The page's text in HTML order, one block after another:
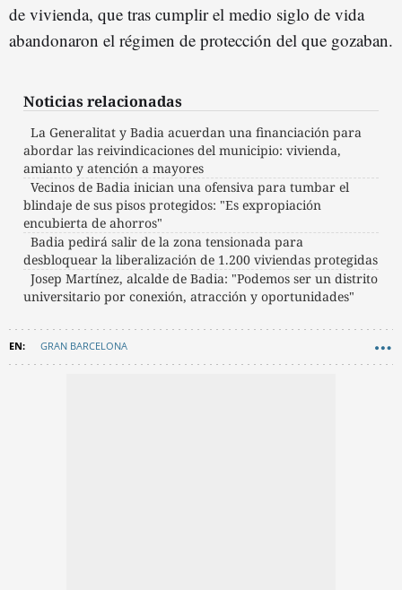
de vivienda, que tras cumplir el medio siglo de vida
abandonaron el régimen de protección del que gozaban.
Noticias relacionadas
La Generalitat y Badia acuerdan una financiación para
abordar las reivindicaciones del municipio: vivienda,
amianto y atención a mayores
Vecinos de Badia inician una ofensiva para tumbar el
blindaje de sus pisos protegidos: "Es expropiación
encubierta de ahorros"
Badia pedirá salir de la zona tensionada para
desbloquear la liberalización de 1.200 viviendas protegidas
Josep Martínez, alcalde de Badia: "Podemos ser un distrito
universitario por conexión, atracción y oportunidades"
GRAN BARCELONA